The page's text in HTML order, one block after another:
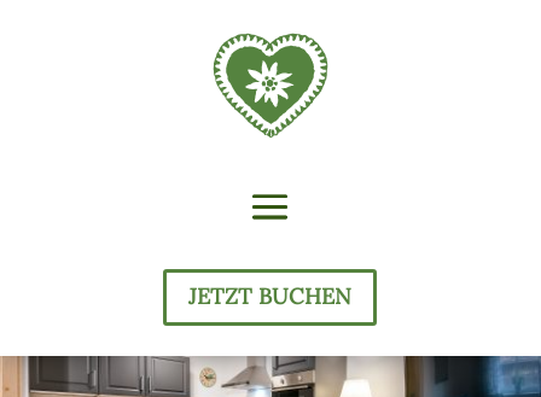
JETZT BUCHEN